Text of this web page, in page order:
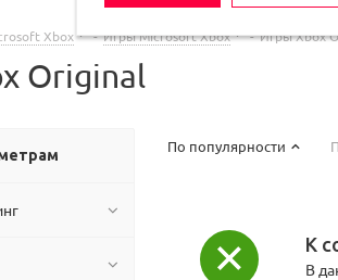
Xbox - Игры Microsoft Xbox - Игры Xbox
Original
По популярности
К
В